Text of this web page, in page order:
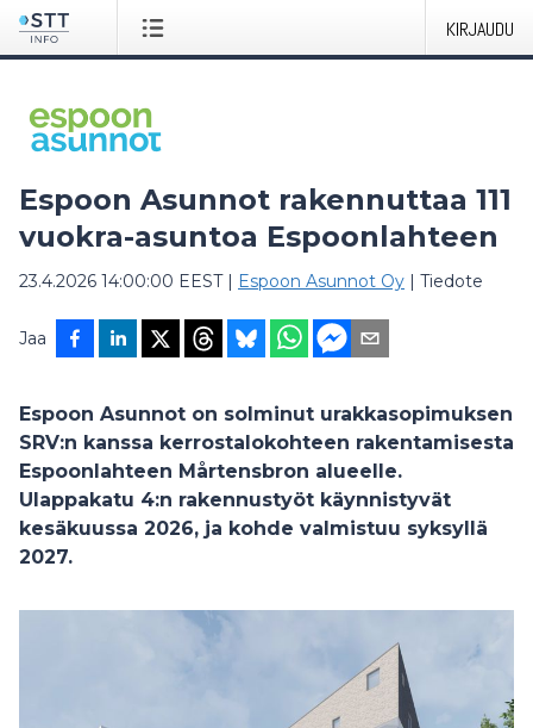
KIRJAUDU
Espoon Asunnot rakennuttaa 111
vuokra-asuntoa Espoonlahteen
23.4.2026 14:00:00 EEST| Espoon Asunnot Oy | Tiedote
Jaa
Espoon Asunnot on solminut urakkasopimuksen
SRV:n kanssa kerrostalokohteen rakentamisesta
Espoonlahteen Mårtensbron alueelle.
Ulappakatu 4:n rakennustyöt käynnistyvät
kesäkuussa 2026, ja kohde valmistuu syksyllä
2027.